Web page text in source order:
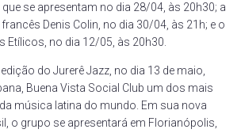
se apresentam no dia 28/04, às 20h30; a
Denis Colin, no dia 30/04, às 21h; e o
Etílicos, no dia 12/05, às 20h30.
do Jurerê Jazz, no dia 13 de maio,
Buena Vista Social Club um dos mais
música latina do mundo. Em sua nova
o grupo se apresentará em Florianópolis,